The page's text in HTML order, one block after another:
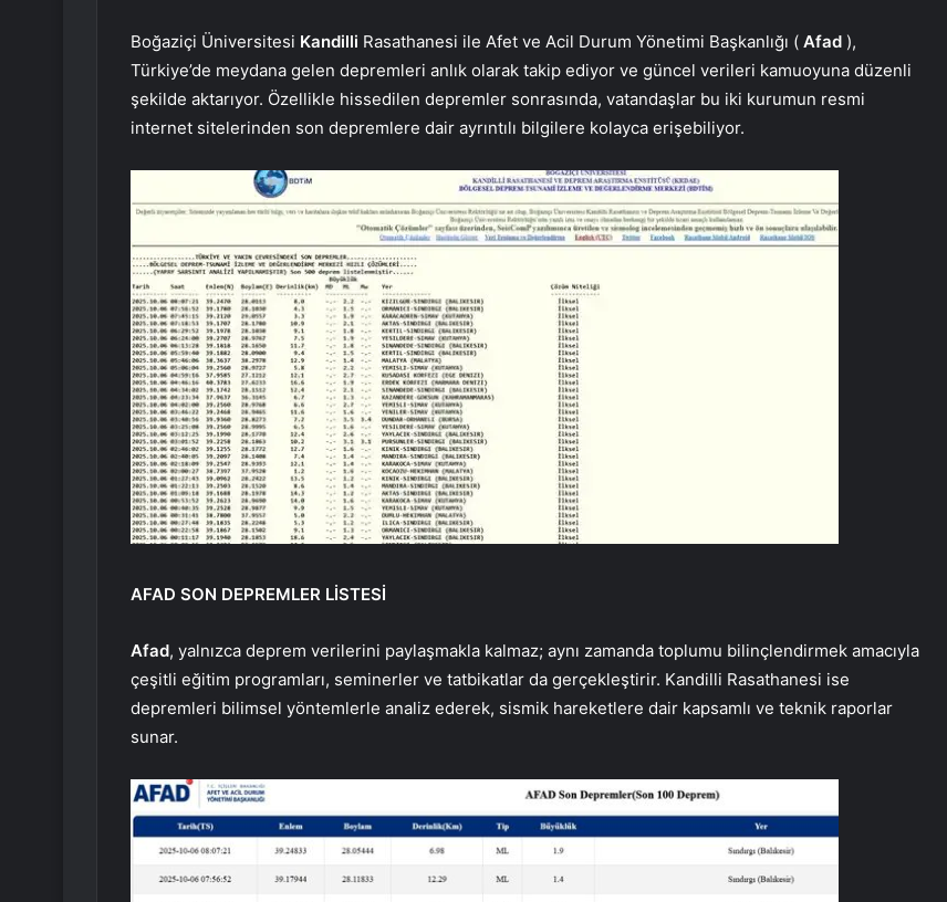
Boğaziçi Üniversitesi Kandilli Rasathanesi ile Afet ve Acil Durum Yönetimi Başkanlığı ( Afad ),
Türkiye’de meydana gelen depremleri anlık olarak takip ediyor ve güncel verileri kamuoyuna düzenli
şekilde aktarıyor. Özellikle hissedilen depremler sonrasında, vatandaşlar bu iki kurumun resmi
internet sitelerinden son depremlere dair ayrıntılı bilgilere kolayca erişebiliyor.
AFAD SON DEPREMLER LİSTESİ
Afad, yalnızca deprem verilerini paylaşmakla kalmaz; aynı zamanda toplumu bilinçlendirmek amacıyla
çeşitli eğitim programları, seminerler ve tatbikatlar da gerçekleştirir. Kandilli Rasathanesi ise
depremleri bilimsel yöntemlerle analiz ederek, sismik hareketlere dair kapsamlı ve teknik raporlar
sunar.